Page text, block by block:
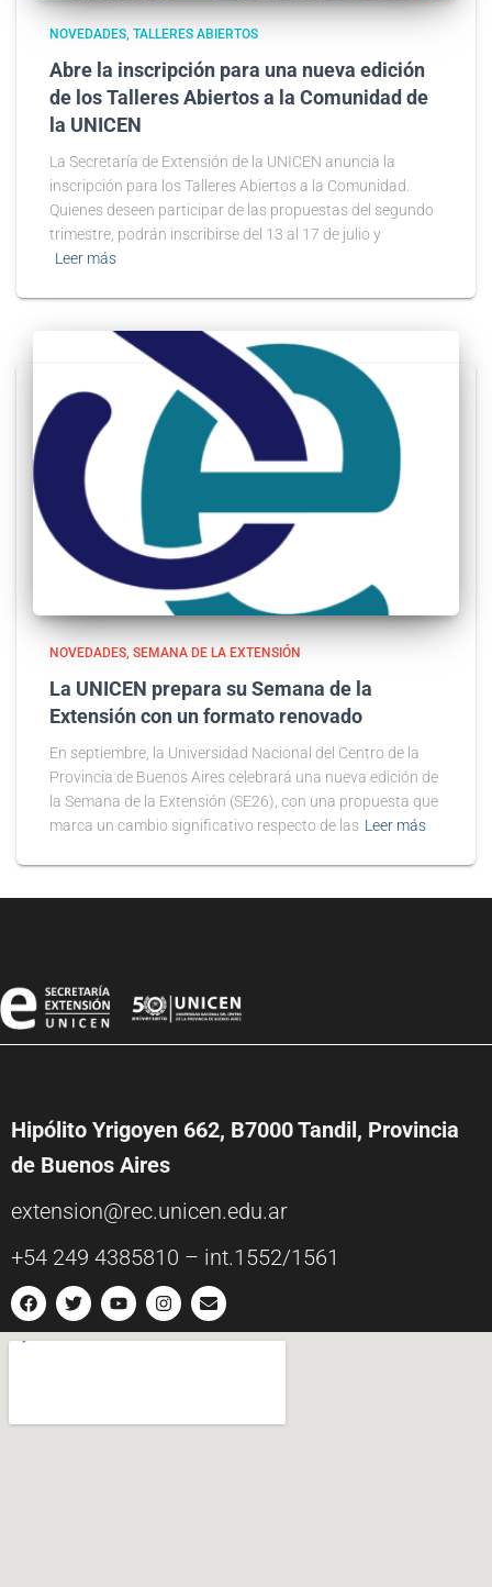
NOVEDADES TALLERES ABIERTOS
Abre la inscripción para una nueva edición
de los Talleres Abiertos a la Comunidad de
la UNICEN
La Secretaría de Extensión de la UNICEN anuncia la
inscripción para los Talleres Abiertos a la Comunidad.
Quienes deseen participar de las propuestas del segundo
trimestre, podrán inscribirse del 13 al 17 de julio y
Leer más
NOVEDADES SEMANA DE LA EXTENSIÓN
La UNICEN prepara su Semana de la
Extensión con un formato renovado
En septiembre, la Universidad Nacional del Centro de la
Provincia de Buenos Aires celebrará una nueva edición de
la Semana de la Extensión (SE26), con una propuesta que
marca un cambio significativo respecto de las Leer más
Hipólito Yrigoyen 662, B7000 Tandil, Provincia
de Buenos Aires
extension@rec.unicen.edu.ar
+54 249 4385810 – int.1552/1561